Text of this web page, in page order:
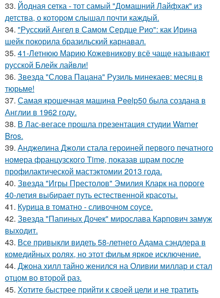
33. Йодная сетка - тот самый "Домашний Лайфхак" из
детства, о котором слышал почти каждый.
34. "Русский Ангел в Самом Сердце Рио": как Ирина
шейк покорила бразильский карнавал.
35. 41-Летнюю Марию Кожевникову всё чаще называют
русской Блейк лайвли!
36. Звезда "Слова Пацана" Рузиль минекаев: месяц в
тюрьме!
37. Самая крошечная машинa Peelp50 была созданa в
Англии в 1962 году.
38. В Лас-вегасе прошла презентация студии Warner
Bros.
39. Анджелина Джоли стала героиней первого печатного
номера французского Time, показав шрам после
профилактической мастэктомии 2013 года.
40. Звезда "Игры Престолов" Эмилия Кларк на пороге
40-летия выбирает путь естественной красоты.
41. Курица в томатно - сливочном соусе.
42. Звезда "Папиных Дочек" мирослава Карпович замуж
выходит.
43. Все привыкли видеть 58-летнего Адама сэндлера в
комедийных ролях, но этот фильм яркое исключение.
44. Джона хилл тайно женился на Оливии миллар и стал
отцом во второй раз.
45. Хотите быстрее прийти к своей цели и не тратить